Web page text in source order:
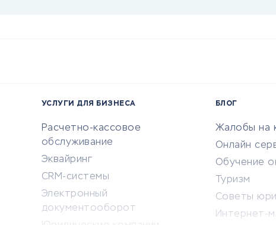
УСЛУГИ ДЛЯ БИЗНЕСА
Расчетно-кассовое
обслуживание
Эквайринг
CRM-системы
Электронный
документооборот
БЛОГ
Жалобы на
Онлайн
Обучение
Туризм
Советы
Интернет-